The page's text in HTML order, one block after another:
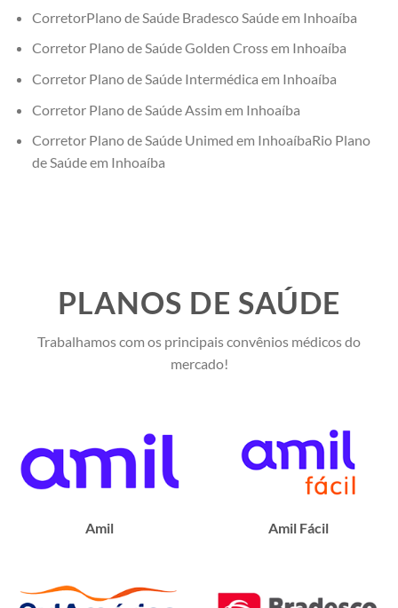
CorretorPlano de Saúde Bradesco Saúde em Inhoaíba
Corretor Plano de Saúde Golden Cross em Inhoaíba
Corretor Plano de Saúde Intermédica em Inhoaíba
Corretor Plano de Saúde Assim em Inhoaíba
Corretor Plano de Saúde Unimed em InhoaíbaRio Plano
de Saúde em Inhoaíba
PLANOS DE SAÚDE
Trabalhamos com os principais convênios médicos do
mercado!
Amil Amil Fácil